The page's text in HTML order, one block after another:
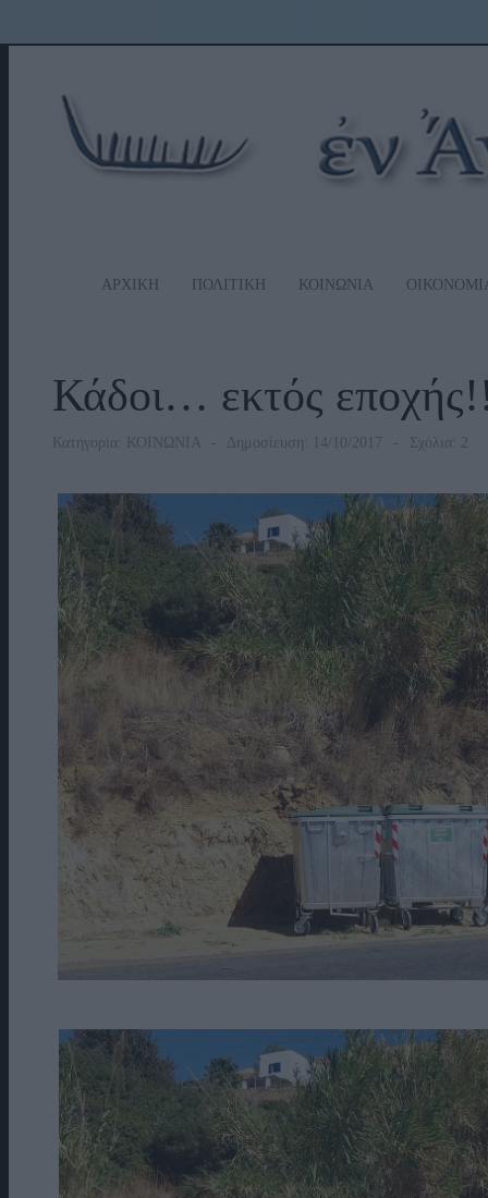
ΑΡΧΙΚΗ ΠΟΛΙΤΙΚΗ ΚΟΙΝΩΝΙΑ
Κάδοι… εκτός
Κατηγορία: ΚΟΙΝΩΝΙΑ Δημοσίευση: 14/10/2017 Σχόλια: 2